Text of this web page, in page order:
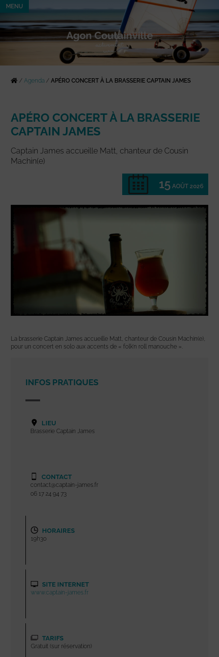
MENU
/Agenda /APÉRO CONCERT À LA BRASSERIE CAPTAIN JAMES
APÉRO CONCERT À LA BRASSERIE
CAPTAIN JAMES
Captain James accueille Matt, chanteur de Cousin
Machin(e)
15 AOÛT 2026
La brasserie Captain James accueille Matt, chanteur de Cousin Machin(e),
pour un concert en solo aux accents de « folk’n roll manouche ».
INFOS PRATIQUES
LIEU
Brasserie Captain James
CONTACT
contact@captain-james.fr
06 17 24 94 73
HORAIRES
19h30
SITE INTERNET
www.captain-james.fr
TARIFS
Gratuit (sur réservation)